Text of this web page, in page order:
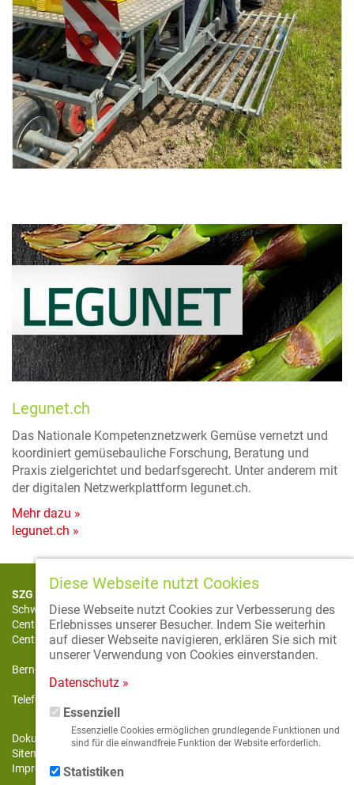
Diese Webseite nutzt Cookies
Diese Webseite nutzt Cookies zur Verbesserung des
Erlebnisses unserer Besucher. Indem Sie weiterhin
auf dieser Webseite navigieren, erklären Sie sich mit
unserer Verwendung von Cookies einverstanden.
Datenschutz »
Essenziell
Essenzielle Cookies ermöglichen grundlegende Funktionen und
sind für die einwandfreie Funktion der Website erforderlich.
Statistiken
Legunet.ch
Das Nationale Kompetenznetzwerk Gemüse vernetzt und
koordiniert gemüsebauliche Forschung, Beratung und
Praxis zielgerichtet und bedarfsgerecht. Unter anderem mit
der digitalen Netzwerkplattform legunet.ch.
Mehr dazu »
legunet.ch »
SZG CCM CSO
Schweizerische Zentralstelle für Gemüsebau und Spezialkulturen
Centrale Suisse de la culture maraîchère et des cultures spéciales
Centrale svizzera dell’orticoltura e delle colture speciali
Bern-Zürich-Strasse 18 | 3425 Koppigen | Schweiz
Telefon +41 34 413 70 70 | Fax +41 34 413 70 75
Dokumentendatenbank
Sitemap
Impressum & Datenschutz